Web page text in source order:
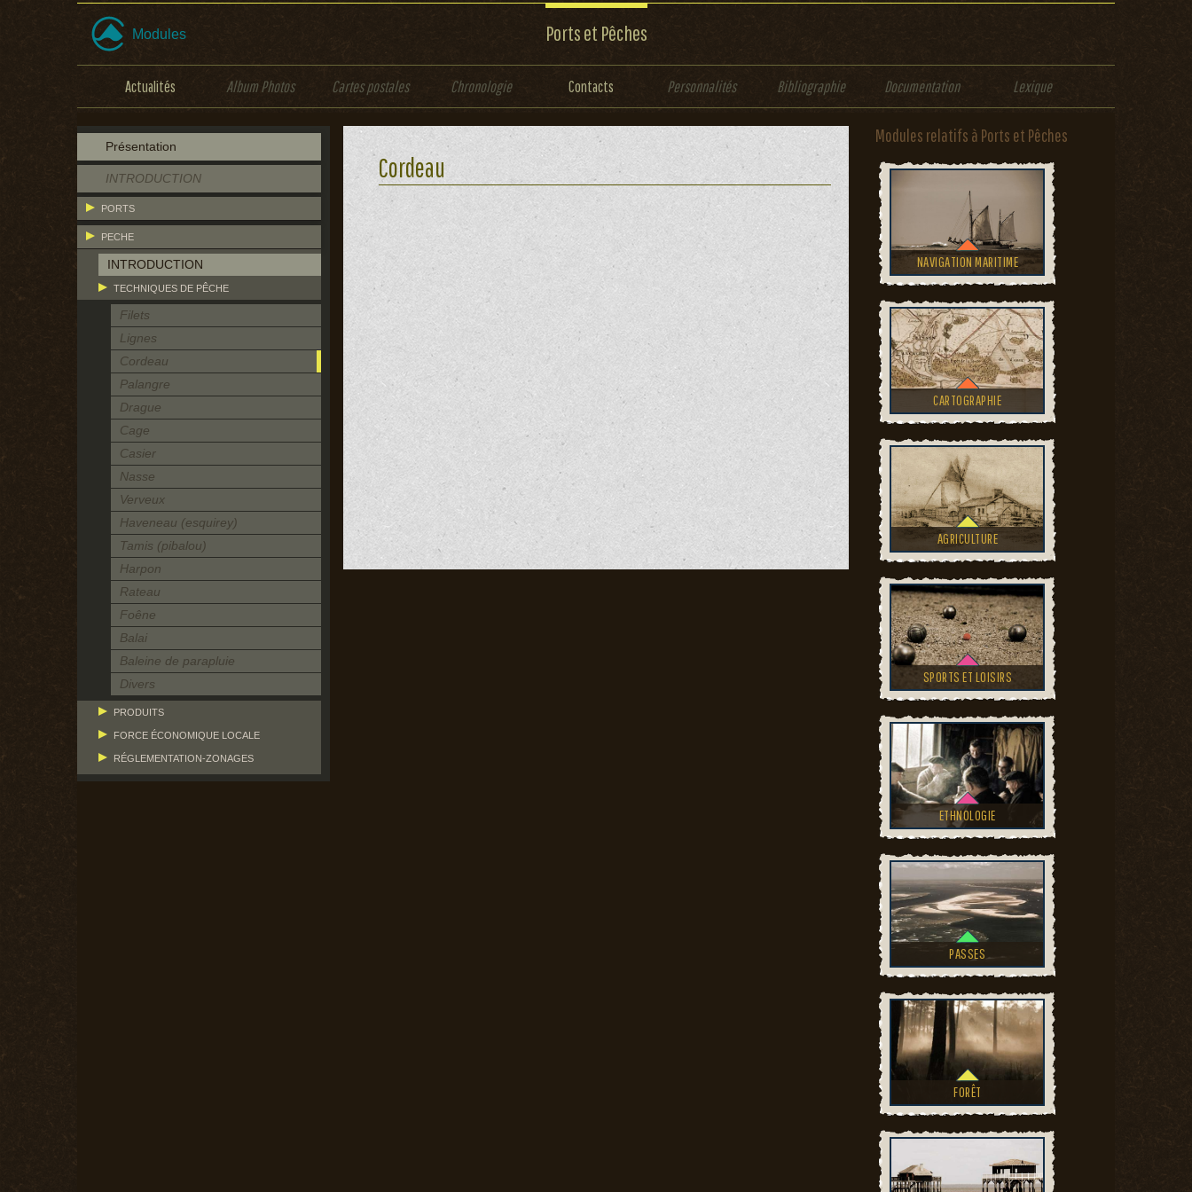
Modules Ports et Pêches
Actualités Album Photos Cartes postales Chronologie Contacts Personnalités Bibliographie Documentation Lexique
Présentation
INTRODUCTION
PORTS
PECHE
INTRODUCTION
TECHNIQUES DE PÊCHE
Filets
Lignes
Cordeau
Palangre
Drague
Cage
Casier
Nasse
Verveux
Haveneau (esquirey)
Tamis (pibalou)
Harpon
Rateau
Foêne
Balai
Baleine de parapluie
Divers
PRODUITS
FORCE ÉCONOMIQUE LOCALE
RÉGLEMENTATION-ZONAGES
Cordeau
Modules relatifs à Ports et Pêches
NAVIGATION MARITIME
CARTOGRAPHIE
AGRICULTURE
SPORTS ET LOISIRS
ETHNOLOGIE
PASSES
FORÊT